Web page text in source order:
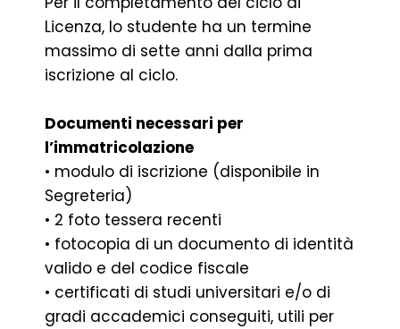
Licenza, lo studente ha un termine
massimo di sette anni dalla prima
iscrizione al ciclo.
Documenti necessari per
l’immatricolazione
• modulo di iscrizione (disponibile in
Segreteria)
• 2 foto tessera recenti
• fotocopia di un documento di identità
valido e del codice fiscale
• certificati di studi universitari e/o di
gradi accademici conseguiti, utili per